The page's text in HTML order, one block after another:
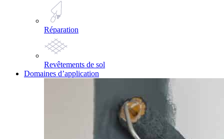
Réparation
Revêtements de sol
Domaines d’application